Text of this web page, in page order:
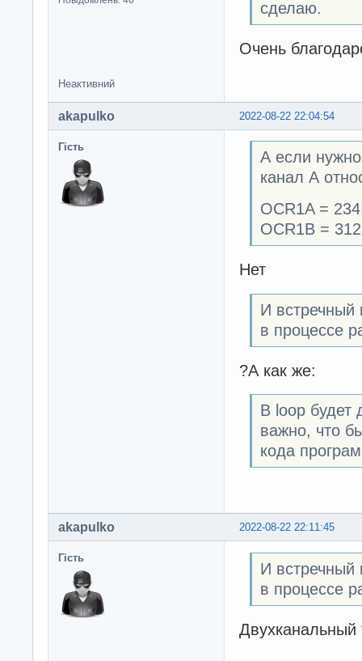
сделаю.
Очень
Неактивний
2022-08-22 22:04:54
akapulko
Гість
А если нужно
канал А
OCR1A =
OCR1B =
Нет
И встречный
в процессе
?А как же:
В loop будет
важно, что
кода
2022-08-22 22:11:45
akapulko
Гість
И встречный
в процессе